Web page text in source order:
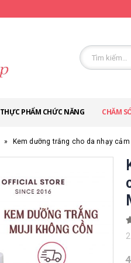
THỰC PHẨM CHỨC NĂNG CHĂM
» Kem dưỡng trắng cho da nhạy
2